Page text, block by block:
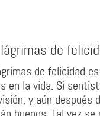
de
de felicidad
en la vida. Si
y aún después